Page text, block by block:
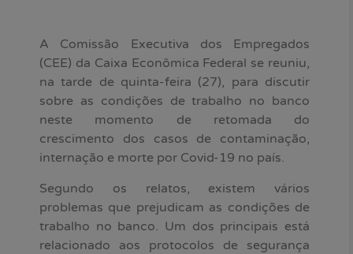
A Comissão Executiva dos Empregados
(CEE) da Caixa Econômica Federal se reuniu,
na tarde de quinta-feira (27), para discutir
sobre as condições de trabalho no banco
neste momento de retomada do
crescimento dos casos de contaminação,
internação e morte por Covid-19 no país.
Segundo os relatos, existem vários
problemas que prejudicam as condições de
trabalho no banco. Um dos principais está
relacionado aos protocolos de segurança